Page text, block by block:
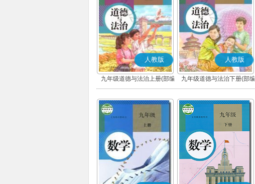
人教版
九年级道德与法治上册(部编
版)
人教版
九年级道德与法治下册(部编
版)